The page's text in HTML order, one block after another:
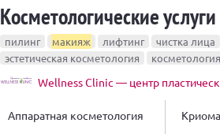
Косметологические
пилинг макияж лифтинг чистка лица
эстетическая косметология
косметология
Wellness Clinic — центр
Аппаратная косметология